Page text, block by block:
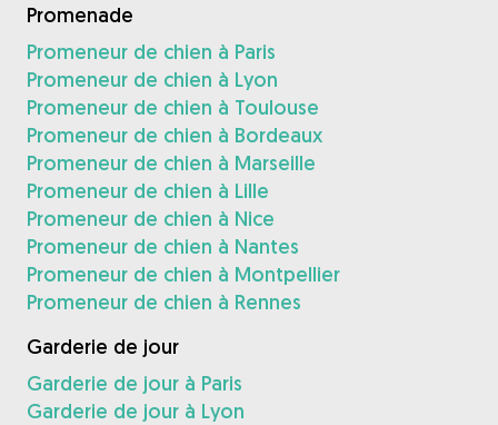
Promenade
Promeneur de chien à Paris
Promeneur de chien à Lyon
Promeneur de chien à Toulouse
Promeneur de chien à Bordeaux
Promeneur de chien à Marseille
Promeneur de chien à Lille
Promeneur de chien à Nice
Promeneur de chien à Nantes
Promeneur de chien à Montpellier
Promeneur de chien à Rennes
Garderie de jour
Garderie de jour à Paris
Garderie de jour à Lyon